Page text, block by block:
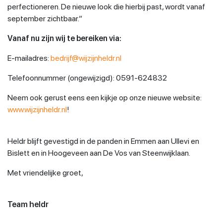
perfectioneren. De nieuwe look die hierbij past, wordt vanaf
september zichtbaar.”
Vanaf nu zijn wij te bereiken via:
E-mailadres: bedrijf@wijzijnheldr.nl
Telefoonnummer (ongewijzigd): 0591-624832
Neem ook gerust eens een kijkje op onze nieuwe website:
www.wijzijnheldr.nl!
Heldr blijft gevestigd in de panden in Emmen aan Ullevi en
Bislett en in Hoogeveen aan De Vos van Steenwijklaan.
Met vriendelijke groet,
Team heldr